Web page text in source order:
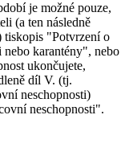
je možné pouze,
(a ten následně
tiskopis "Potvrzení o
nebo karantény", nebo
ukončujete,
díl V. (tj.
neschopnosti)
neschopnosti".